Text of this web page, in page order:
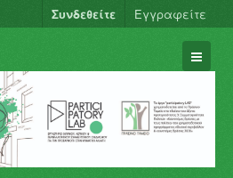
Συνδεθείτε Εγγραφείτε